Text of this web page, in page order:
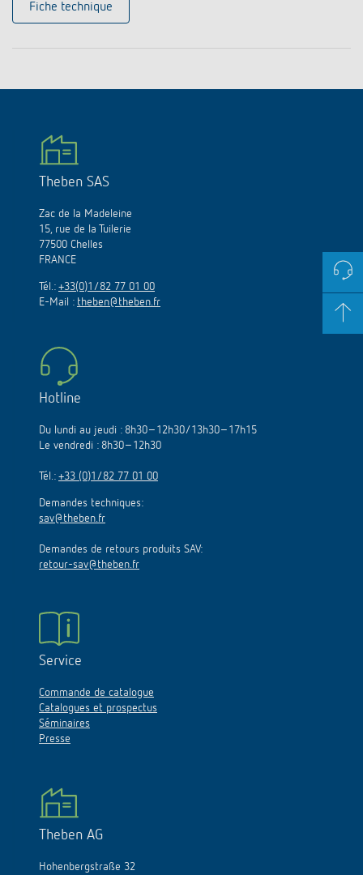
Fiche technique
Theben SAS
Zac de la Madeleine
15, rue de la Tuilerie
77500 Chelles
FRANCE
Tél.: +33(0)1/82 77 01 00
E-Mail : theben@theben.fr
Hotline
Du lundi au jeudi : 8h30–12h30/13h30–17h15
Le vendredi : 8h30–12h30
Tél.: +33 (0)1/82 77 01 00
Demandes techniques:
sav@theben.fr
Demandes de retours produits SAV:
retour-sav@theben.fr
Service
Commande de catalogue
Catalogues et prospectus
Séminaires
Presse
Theben AG
Hohenbergstraße 32